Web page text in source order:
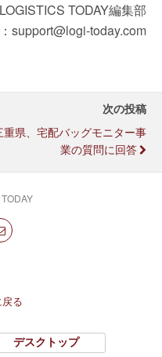
LOGISTICS TODAY編集部
support@logi-today.com
次の投稿
重県、宅配バッグモニター事
業の質問に回答
戻る
デスクトップ